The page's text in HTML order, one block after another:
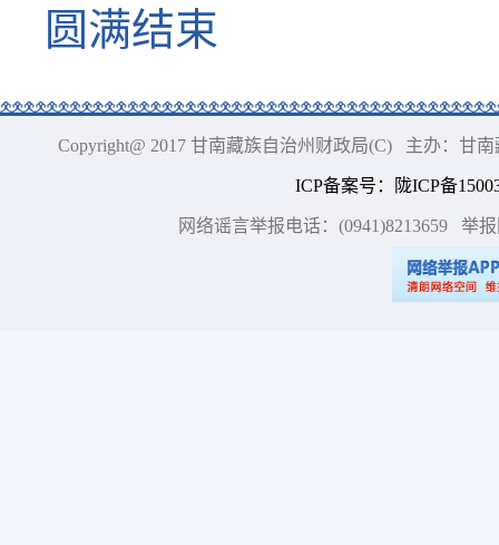
圆满结束
Copyright@ 2017 甘南藏族自治州财政局(C) 主办：甘
ICP备案号 ： 陇ICP备
网络谣言举报电话：(0941)8213659 举报